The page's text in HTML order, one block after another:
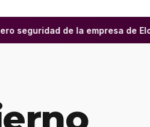
de la empresa de Elon